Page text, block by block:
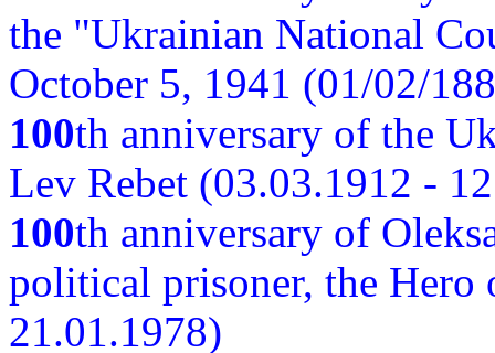
the "Ukrainian National
October 5, 1941 (01/02/
100th anniversary of the
Lev Rebet (03.03.1912 -
100th anniversary of
political prisoner, the
21.01.1978)